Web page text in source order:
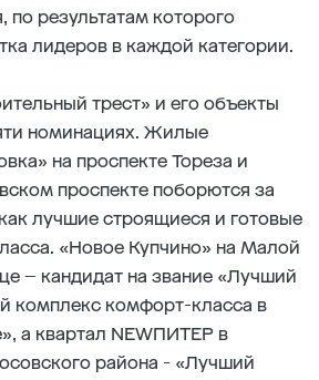
по результатам которого
лидеров в каждой категории.
трест» и его объекты
номинациях. Жилые
на проспекте Тореза и
проспекте поборются за
лучшие строящиеся и готовые
«Новое Купчино» на Малой
– кандидат на звание «Лучший
комплекс комфорт-класса в
а квартал NEWПИТЕР в
района - «Лучший